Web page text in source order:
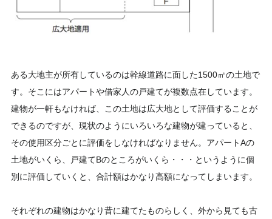
ある大地主が所有しているのは幹線道路に面した1500㎡の土地で
す。そこにはアパートや借家人の戸建てが複数点在しています。
建物が一軒もなければ、この土地は広大地として評価することが
できるのですが、現状のようにいろいろな建物が建っていると、
その使用区分ごとに評価をしなければなりません。アパートAの
土地がいくら、戸建てBのところがいくら・・・というように個
別に評価していくと、合計額はかなり高額になってしまいます。
それぞれの建物はかなり昔に建てたものらしく、外から見ても古